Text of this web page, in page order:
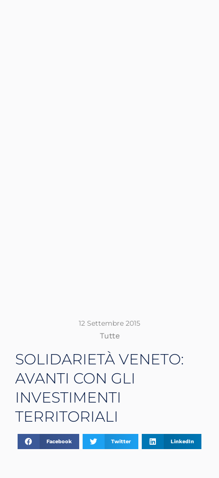
12 Settembre 2015
Tutte
SOLIDARIETÀ VENETO:
AVANTI CON GLI
INVESTIMENTI
TERRITORIALI
Facebook Twitter LinkedIn